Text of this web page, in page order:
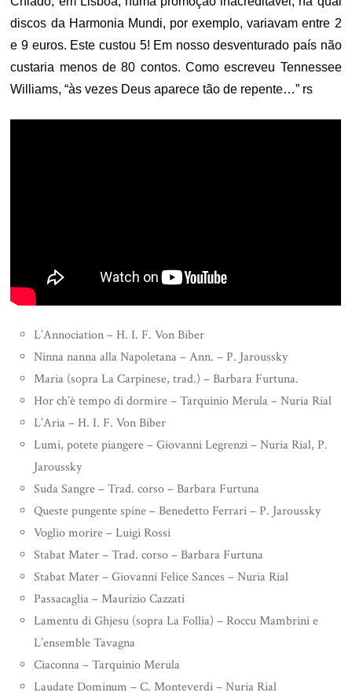
discos da Harmonia Mundi, por exemplo, variavam entre 2
e 9 euros. Este custou 5! Em nosso desventurado país não
custaria menos de 80 contos. Como escreveu Tennessee
Williams, “às vezes Deus aparece tão de repente…” rs
L’Annociation – H. I. F. Von Biber
Ninna nanna alla Napoletana – Ann. – P. Jaroussky
Maria (sopra La Carpinese, trad.) – Barbara Furtuna.
Hor ch’è tempo di dormire – Tarquinio Merula – Nuria Rial
L’Aria – H. I. F. Von Biber
Lumi, potete piangere – Giovanni Legrenzi – Nuria Rial, P.
Jaroussky
Suda Sangre – Trad. corso – Barbara Furtuna
Queste pungente spine – Benedetto Ferrari – P. Jaroussky
Voglio morire – Luigi Rossi
Stabat Mater – Trad. corso – Barbara Furtuna
Stabat Mater – Giovanni Felice Sances – Nuria Rial
Passacaglia – Maurizio Cazzati
Lamentu di Ghjesu (sopra La Follia) – Roccu Mambrini e
L’ensemble Tavagna
Ciaconna – Tarquinio Merula
Laudate Dominum – C. Monteverdi – Nuria Rial